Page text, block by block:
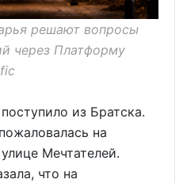
решают вопросы
через Платформу
из Братска.
на
Мечтателей.
что на